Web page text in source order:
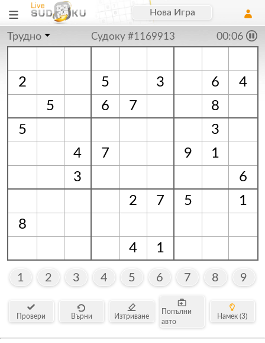
Нова Игра
Трудно Судоку #1169913 00:06
2 5 3 6
4
5
6 7
8
5
3
4
7 9
1
3
6
2
7 5
1
8
4
1
1 2 3 4 5 6 7 8 9
Провери Върни Изтриване
Попълни
авто
Намек (3)